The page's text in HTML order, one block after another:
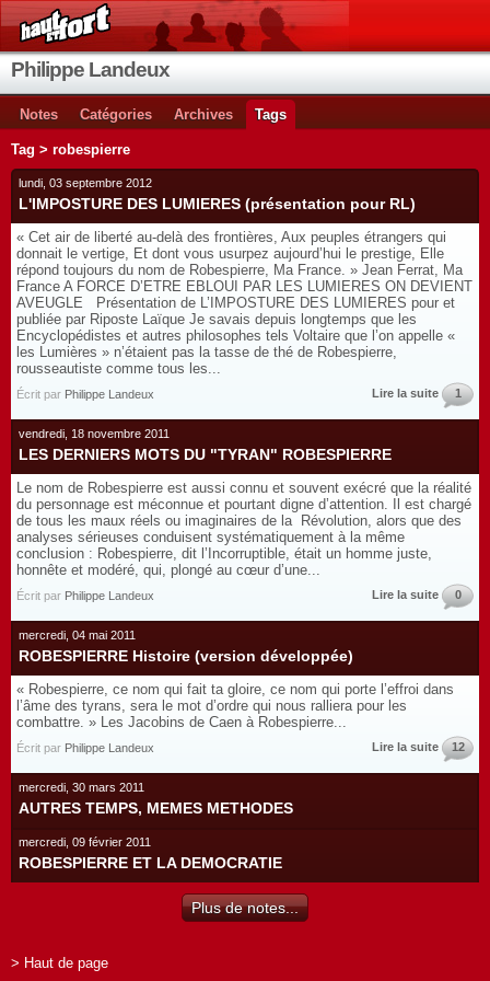
Philippe Landeux
Notes Catégories Archives Tags
Tag > robespierre
lundi, 03 septembre 2012
L'IMPOSTURE DES LUMIERES (présentation pour RL)
« Cet air de liberté au-delà des frontières, Aux peuples étrangers qui
donnait le vertige, Et dont vous usurpez aujourd’hui le prestige, Elle
répond toujours du nom de Robespierre, Ma France. » Jean Ferrat, Ma
France A FORCE D’ETRE EBLOUI PAR LES LUMIERES ON DEVIENT
AVEUGLE Présentation de L’IMPOSTURE DES LUMIERES pour et
publiée par Riposte Laïque Je savais depuis longtemps que les
Encyclopédistes et autres philosophes tels Voltaire que l’on appelle «
les Lumières » n’étaient pas la tasse de thé de Robespierre,
rousseautiste comme tous les...
Écrit par Philippe Landeux Lire la suite 1
vendredi, 18 novembre 2011
LES DERNIERS MOTS DU "TYRAN" ROBESPIERRE
Le nom de Robespierre est aussi connu et souvent exécré que la réalité
du personnage est méconnue et pourtant digne d’attention. Il est chargé
de tous les maux réels ou imaginaires de la Révolution, alors que des
analyses sérieuses conduisent systématiquement à la même
conclusion : Robespierre, dit l’Incorruptible, était un homme juste,
honnête et modéré, qui, plongé au cœur d’une...
Écrit par Philippe Landeux Lire la suite 0
mercredi, 04 mai 2011
ROBESPIERRE Histoire (version développée)
« Robespierre, ce nom qui fait ta gloire, ce nom qui porte l’effroi dans
l’âme des tyrans, sera le mot d’ordre qui nous ralliera pour les
combattre. » Les Jacobins de Caen à Robespierre...
Écrit par Philippe Landeux Lire la suite 12
mercredi, 30 mars 2011
AUTRES TEMPS, MEMES METHODES
mercredi, 09 février 2011
ROBESPIERRE ET LA DEMOCRATIE
Plus de notes...
> Haut de page